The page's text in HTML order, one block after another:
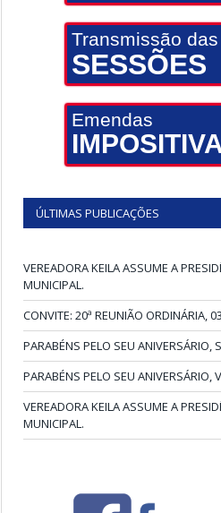
Transmissão das
SESSÕES
Emendas
ÚLTIMAS PUBLICAÇÕES
VEREADORA KEILA ASSUME A
MUNICIPAL.
CONVITE: 20ª REUNIÃO ORDINÁRIA,
PARABÉNS PELO SEU ANIVERSÁRIO,
PARABÉNS PELO SEU ANIVERSÁRIO,
VEREADORA KEILA ASSUME A
MUNICIPAL.